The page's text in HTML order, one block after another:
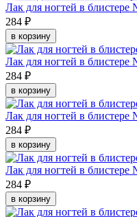
Лак для ногтей в блистере
284 ₽
в корзину
Лак для ногтей в блистере
284 ₽
в корзину
Лак для ногтей в блистере
284 ₽
в корзину
Лак для ногтей в блистере
284 ₽
в корзину